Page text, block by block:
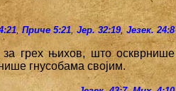
,Приче 5:21,Јер. 32:19,Језек. 24:8
грех њихов, што оскврнише
гнусобама својим.